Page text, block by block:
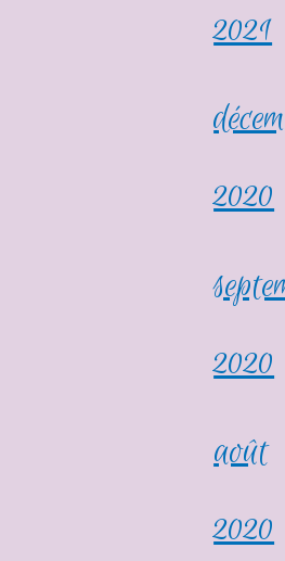
2021
2020
2020
août
2020